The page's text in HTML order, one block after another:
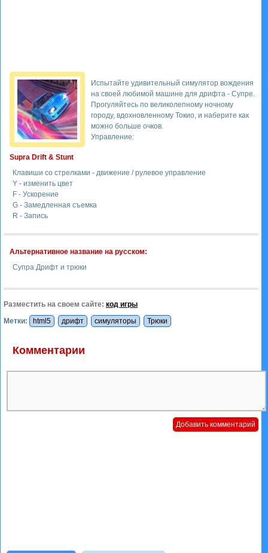
Supra Drift & Stunt
Испытайте удивительный симулятор вождения
на своей любимой машине для дрифта - Супре.
Прогуляйтесь по великолепному ночному
городу, вдохновленному Токио, и наберите как
можно больше очков.
Управление:
Клавиши со стрелками - движение / рулевое управление
Y - изменить цвет
F - Ускорение
G - Замедленная съемка
R - Запись
Альтернативное название на русском:
Супра Дрифт и трюки
Разместить на своем сайте: код игры
Метки:
html5 дрифт симуляторы Трюки
Комментарии